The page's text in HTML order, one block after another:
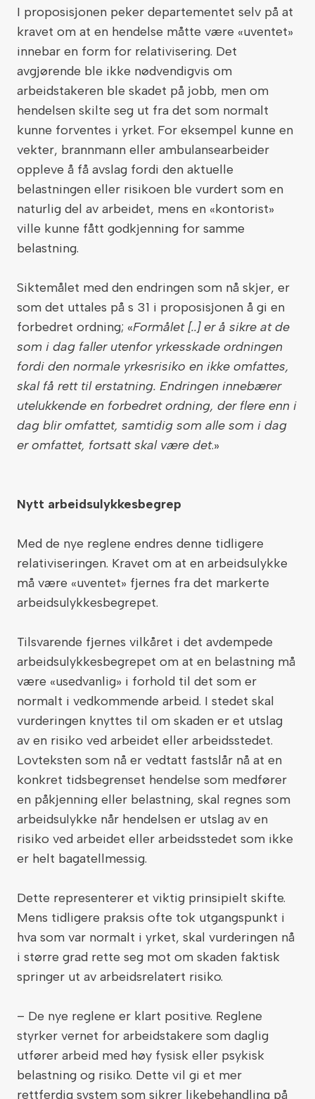
I proposisjonen peker departementet selv på at
kravet om at en hendelse måtte være «uventet»
innebar en form for relativisering. Det
avgjørende ble ikke nødvendigvis om
arbeidstakeren ble skadet på jobb, men om
hendelsen skilte seg ut fra det som normalt
kunne forventes i yrket. For eksempel kunne en
vekter, brannmann eller ambulansearbeider
oppleve å få avslag fordi den aktuelle
belastningen eller risikoen ble vurdert som en
naturlig del av arbeidet, mens en «kontorist»
ville kunne fått godkjenning for samme
belastning.
Siktemålet med den endringen som nå skjer, er
som det uttales på s 31 i proposisjonen å gi en
forbedret ordning; «Formålet [..] er å sikre at de
som i dag faller utenfor yrkesskade ordningen
fordi den normale yrkesrisiko en ikke omfattes,
skal få rett til erstatning. Endringen innebærer
utelukkende en forbedret ordning, der flere enn i
dag blir omfattet, samtidig som alle som i dag
er omfattet, fortsatt skal være det.»
Nytt arbeidsulykkesbegrep
Med de nye reglene endres denne tidligere
relativiseringen. Kravet om at en arbeidsulykke
må være «uventet» fjernes fra det markerte
arbeidsulykkesbegrepet.
Tilsvarende fjernes vilkåret i det avdempede
arbeidsulykkesbegrepet om at en belastning må
være «usedvanlig» i forhold til det som er
normalt i vedkommende arbeid. I stedet skal
vurderingen knyttes til om skaden er et utslag
av en risiko ved arbeidet eller arbeidsstedet.
Lovteksten som nå er vedtatt fastslår nå at en
konkret tidsbegrenset hendelse som medfører
en påkjenning eller belastning, skal regnes som
arbeidsulykke når hendelsen er utslag av en
risiko ved arbeidet eller arbeidsstedet som ikke
er helt bagatellmessig.
Dette representerer et viktig prinsipielt skifte.
Mens tidligere praksis ofte tok utgangspunkt i
hva som var normalt i yrket, skal vurderingen nå
i større grad rette seg mot om skaden faktisk
springer ut av arbeidsrelatert risiko.
– De nye reglene er klart positive. Reglene
styrker vernet for arbeidstakere som daglig
utfører arbeid med høy fysisk eller psykisk
belastning og risiko. Dette vil gi et mer
rettferdig system som sikrer likebehandling på